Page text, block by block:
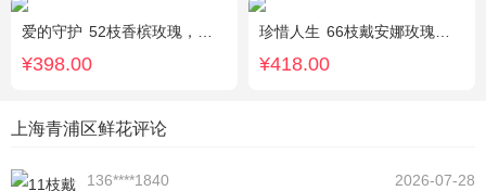
爱的守护 52枝香槟玫瑰，外围桔梗
¥398.00
珍惜人生 66枝戴安娜玫瑰，勿忘我适量围绕。
¥418.00
上海青浦区鲜花评论
136****1840
2026-07-28